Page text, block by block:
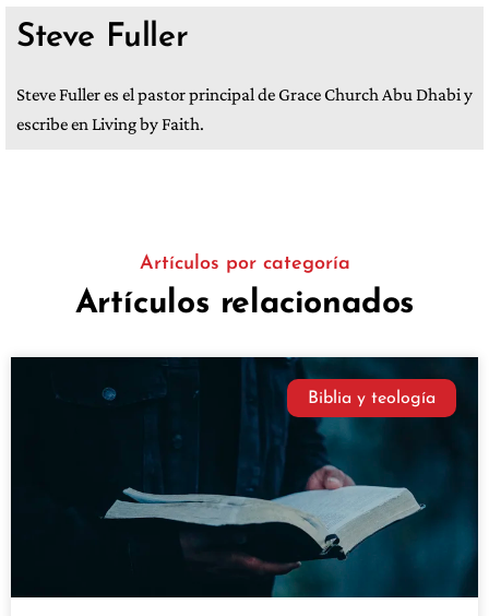
Steve Fuller
Steve Fuller es el pastor principal de Grace Church Abu Dhabi y
escribe en Living by Faith.
Artículos por categoría
Artículos relacionados
Biblia y teología